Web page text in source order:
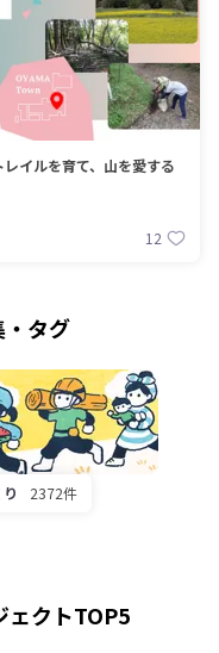
イルを育て、山を愛する
12
タグ
2372件
ェクトTOP5